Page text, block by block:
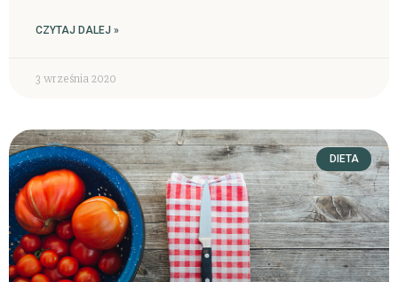
CZYTAJ DALEJ »
3 września 2020
DIETA